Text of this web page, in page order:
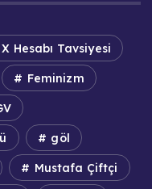
X Hesabı Tavsiyesi
Feminizm
göl
Mustafa Çiftçi